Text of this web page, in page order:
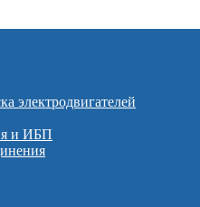
электродвигателей
и ИБП